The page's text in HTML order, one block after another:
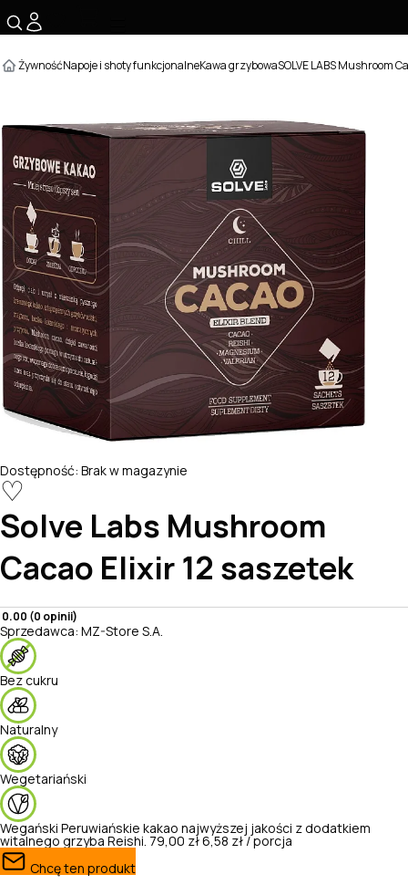
ŻywnośćNapoje i shoty funkcjonalneKawa grzybowaSOLVE LABS Mushroom
Dostępność: Brak w magazynie
♡
Solve Labs Mushroom
Cacao Elixir 12 saszetek
0.00 (0 opinii)
Sprzedawca: MZ-Store S.A.
Bez cukru
Naturalny
Wegetariański
Wegański Peruwiańskie kakao najwyższej jakości z dodatkiem
witalnego grzyba Reishi. 79,00 zł 6,58 zł / porcja
Chcę ten produkt